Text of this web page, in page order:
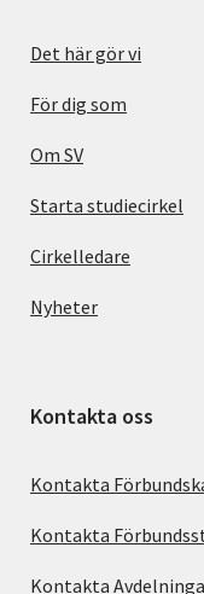
Det här gör vi
För dig som
Om SV
Starta studiecirkel
Cirkelledare
Nyheter
Kontakta oss
Kontakta
Kontakta
Kontakta